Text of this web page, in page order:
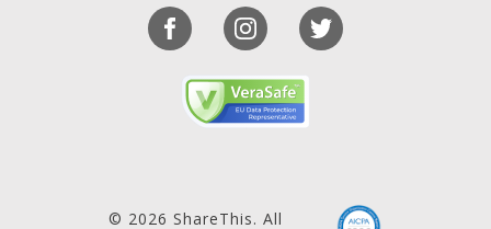
© 2026 ShareThis. All